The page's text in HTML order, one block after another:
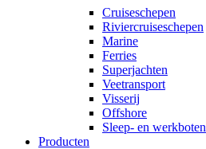
Cruiseschepen
Riviercruiseschepen
Marine
Ferries
Superjachten
Veetransport
Visserij
Offshore
Sleep- en werkboten
Producten